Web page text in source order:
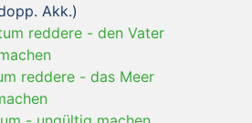
Akk.)
reddere - den Vater
reddere - das Meer